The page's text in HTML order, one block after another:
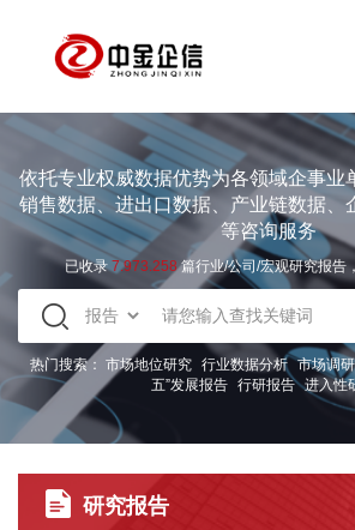
依托专业权威数据优势为各领域企事业
销售数据、进出口数据、产业链数据、
等咨询服务
已收录7.973.258篇行业/公司/宏观研究报告
热门搜索： 市场地位研究 行业数据分析 市场调研
五”发展报告 行研报告 进入性
研究报告